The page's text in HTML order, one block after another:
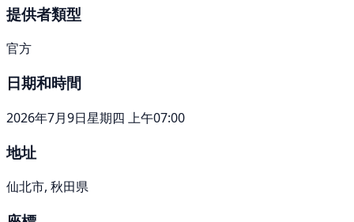
提供者類型
官方
日期和時間
2026年7月9日星期四 上午07:00
地址
仙北市, 秋田県